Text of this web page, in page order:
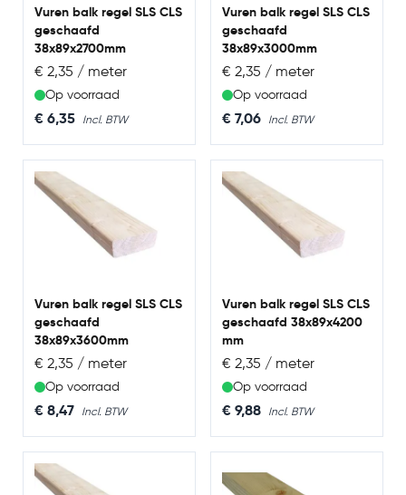
Vuren balk regel SLS CLS
geschaafd
38x89x2700mm
€ 2,35 / meter
Op voorraad
€ 6,35
Vuren balk regel SLS CLS
geschaafd
38x89x3000mm
€ 2,35 / meter
Op voorraad
€ 7,06
Vuren balk regel SLS CLS
geschaafd
38x89x3600mm
€ 2,35 / meter
Op voorraad
€ 8,47
Vuren balk regel SLS CLS
geschaafd 38x89x4200
mm
€ 2,35 / meter
Op voorraad
€ 9,88